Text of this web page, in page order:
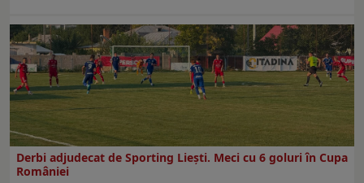
Derbi adjudecat de Sporting Liești. Meci cu 6 goluri în Cupa
României